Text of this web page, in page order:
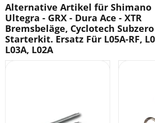
Alternative Artikel für Shimano
Ultegra - GRX - Dura Ace - XTR
Bremsbeläge, Cyclotech Subzero
Starterkit. Ersatz Für L05A-RF,
L03A, L02A